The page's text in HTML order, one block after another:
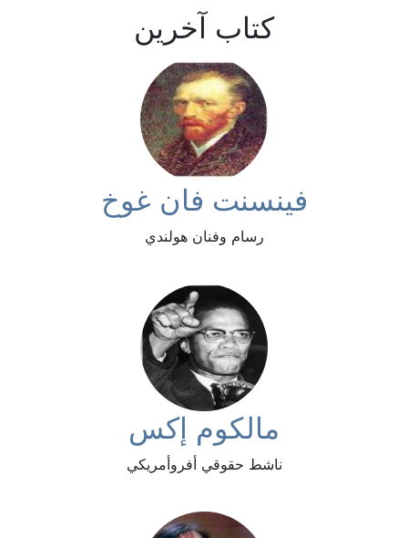
كتاب آخرين
فينسنت فان غوخ
رسام وفنان هولندي
مالكوم إكس
ناشط حقوقي أفروأمريكي